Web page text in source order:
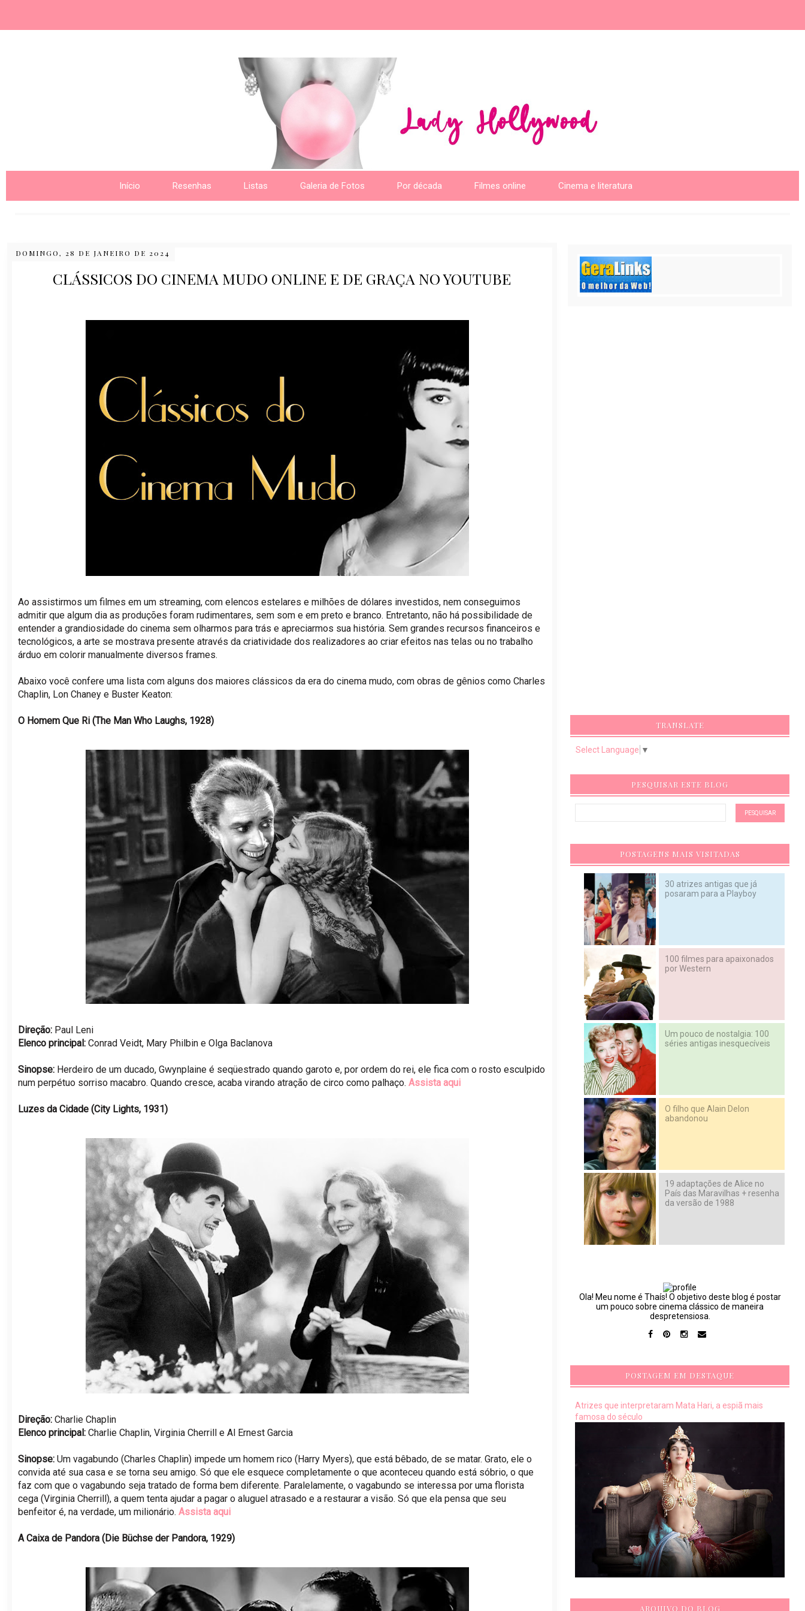
Início Resenhas Listas Galeria de Fotos Por década Filmes online Cinema e literatura
DOMINGO, 28 DE JANEIRO DE 2024
CLÁSSICOS DO CINEMA MUDO ONLINE E DE GRAÇA NO YOUTUBE
Ao assistirmos um filmes em um streaming, com elencos estelares e milhões de dólares investidos, nem conseguimos
admitir que algum dia as produções foram rudimentares, sem som e em preto e branco. Entretanto, não há possibilidade de
entender a grandiosidade do cinema sem olharmos para trás e apreciarmos sua história. Sem grandes recursos financeiros e
tecnológicos, a arte se mostrava presente através da criatividade dos realizadores ao criar efeitos nas telas ou no trabalho
árduo em colorir manualmente diversos frames.
Abaixo você confere uma lista com alguns dos maiores clássicos da era do cinema mudo, com obras de gênios como Charles
Chaplin, Lon Chaney e Buster Keaton:
O Homem Que Ri (The Man Who Laughs, 1928)
Direção: Paul Leni
Elenco principal: Conrad Veidt, Mary Philbin e Olga Baclanova
Sinopse: Herdeiro de um ducado, Gwynplaine é seqüestrado quando garoto e, por ordem do rei, ele fica com o rosto esculpido
num perpétuo sorriso macabro. Quando cresce, acaba virando atração de circo como palhaço. Assista aqui
Luzes da Cidade (City Lights, 1931)
Direção: Charlie Chaplin
Elenco principal: Charlie Chaplin, Virginia Cherrill e Al Ernest Garcia
Sinopse: Um vagabundo (Charles Chaplin) impede um homem rico (Harry Myers), que está bêbado, de se matar. Grato, ele o
convida até sua casa e se torna seu amigo. Só que ele esquece completamente o que aconteceu quando está sóbrio, o que
faz com que o vagabundo seja tratado de forma bem diferente. Paralelamente, o vagabundo se interessa por uma florista
cega (Virginia Cherrill), a quem tenta ajudar a pagar o aluguel atrasado e a restaurar a visão. Só que ela pensa que seu
benfeitor é, na verdade, um milionário. Assista aqui
A Caixa de Pandora (Die Büchse der Pandora, 1929)
TRANSLATE
Select Language ▼
PESQUISAR ESTE BLOG
POSTAGENS MAIS VISITADAS
30 atrizes antigas que já
posaram para a Playboy
100 filmes para apaixonados
por Western
Um pouco de nostalgia: 100
séries antigas inesquecíveis
O filho que Alain Delon
abandonou
19 adaptações de Alice no
País das Maravilhas + resenha
da versão de 1988
Ola! Meu nome é Thaís! O objetivo deste blog é postar
um pouco sobre cinema clássico de maneira
despretensiosa.
POSTAGEM EM DESTAQUE
Atrizes que interpretaram Mata Hari, a espiã mais
famosa do século
ARQUIVO DO BLOG